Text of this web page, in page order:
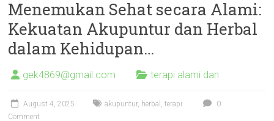
Menemukan Sehat secara Alami:
Kekuatan Akupuntur dan Herbal
dalam Kehidupan…
gek4869@gmail.com terapi alami dan
August 4, 2025 akupuntur, herbal ,terapi
0
Comment